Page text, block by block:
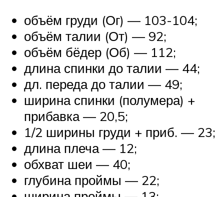
объём груди (Ог) — 103-104;
объём талии (От) — 92;
объём бёдер (Об) — 112;
длина спинки до талии — 44;
дл. переда до талии — 49;
ширина спинки (полумера) +
прибавка — 20,5;
1/2 ширины груди + приб. — 23;
длина плеча — 12;
обхват шеи — 40;
глубина проймы — 22;